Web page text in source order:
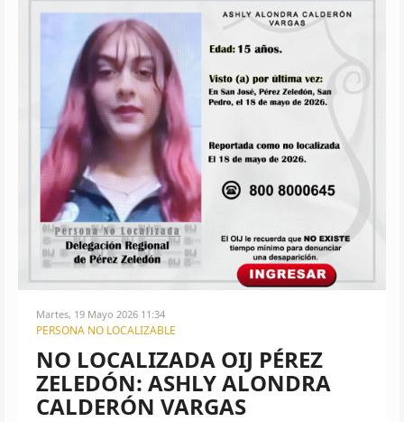
Martes, 19 Mayo 2026 11:34
PERSONA NO LOCALIZABLE
NO LOCALIZADA OIJ PÉREZ
ZELEDÓN: ASHLY ALONDRA
CALDERÓN VARGAS